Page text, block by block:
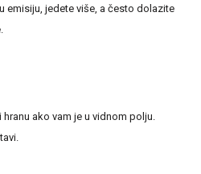
emisiju, jedete više, a često dolazite
ako vam je u vidnom polju.